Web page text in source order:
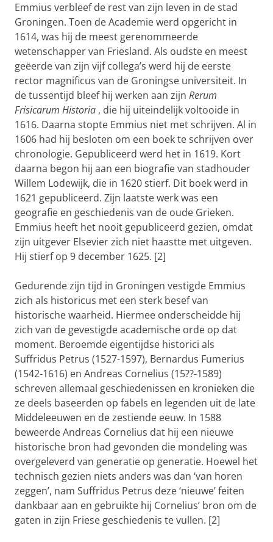
Emmius verbleef de rest van zijn leven in de stad
Groningen. Toen de Academie werd opgericht in
1614, was hij de meest gerenommeerde
wetenschapper van Friesland. Als oudste en meest
geëerde van zijn vijf collega’s werd hij de eerste
rector magnificus van de Groningse universiteit. In
de tussentijd bleef hij werken aan zijn Rerum
Frisicarum Historia , die hij uiteindelijk voltooide in
1616. Daarna stopte Emmius niet met schrijven. Al in
1606 had hij besloten om een boek te schrijven over
chronologie. Gepubliceerd werd het in 1619. Kort
daarna begon hij aan een biografie van stadhouder
Willem Lodewijk, die in 1620 stierf. Dit boek werd in
1621 gepubliceerd. Zijn laatste werk was een
geografie en geschiedenis van de oude Grieken.
Emmius heeft het nooit gepubliceerd gezien, omdat
zijn uitgever Elsevier zich niet haastte met uitgeven.
Hij stierf op 9 december 1625. [2]
Gedurende zijn tijd in Groningen vestigde Emmius
zich als historicus met een sterk besef van
historische waarheid. Hiermee onderscheidde hij
zich van de gevestigde academische orde op dat
moment. Beroemde eigentijdse historici als
Suffridus Petrus (1527-1597), Bernardus Fumerius
(1542-1616) en Andreas Cornelius (15??-1589)
schreven allemaal geschiedenissen en kronieken die
ze deels baseerden op fabels en legenden uit de late
Middeleeuwen en de zestiende eeuw. In 1588
beweerde Andreas Cornelius dat hij een nieuwe
historische bron had gevonden die mondeling was
overgeleverd van generatie op generatie. Hoewel het
technisch gezien niets anders was dan ‘van horen
zeggen’, nam Suffridus Petrus deze ‘nieuwe’ feiten
dankbaar aan en gebruikte hij Cornelius’ bron om de
gaten in zijn Friese geschiedenis te vullen. [2]